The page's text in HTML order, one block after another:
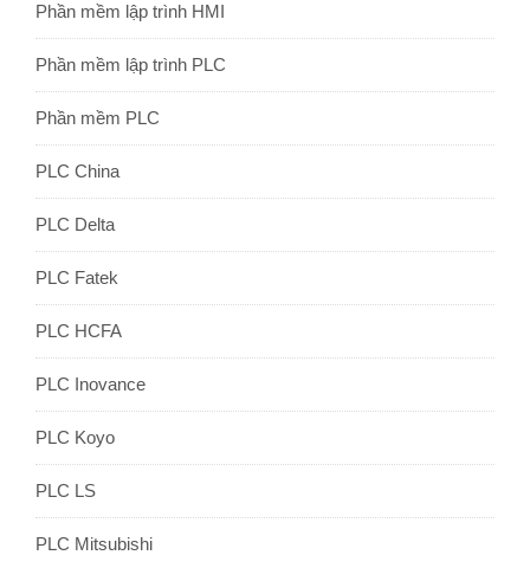
Phần mềm lập trình HMI
Phần mềm lập trình PLC
Phần mềm PLC
PLC China
PLC Delta
PLC Fatek
PLC HCFA
PLC Inovance
PLC Koyo
PLC LS
PLC Mitsubishi